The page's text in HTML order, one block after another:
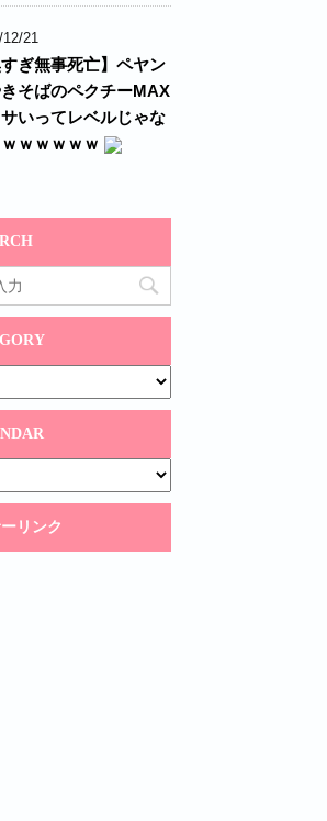
12/21
すぎ無事死亡】ペヤン
そばのペクチーMAX
いってレベルじゃな
ｗｗｗｗｗ
リンク